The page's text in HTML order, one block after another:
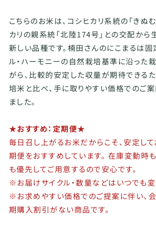
こちらのお米は、コシヒカリ系統の「きぬむ
カリの親系統「北陸174号」との交配から
新しい品種です。楠田さんのにこまるは固
ル・ハーモニーの自然栽培基準に沿った
がら、比較的安定した収量が期待できる
培米と比べ、手に取りやすい価格でのご
ました。
★おすすめ：定期便★
毎日召し上がるお米だからこそ、安定し
期便をおすすめしています。 在庫変動時
も優先してご用意するので安心です。
※お届けサイクル・数量などはいつでも変
※お求めやすい価格でのご提案に伴い、
期購入割引がない商品です。